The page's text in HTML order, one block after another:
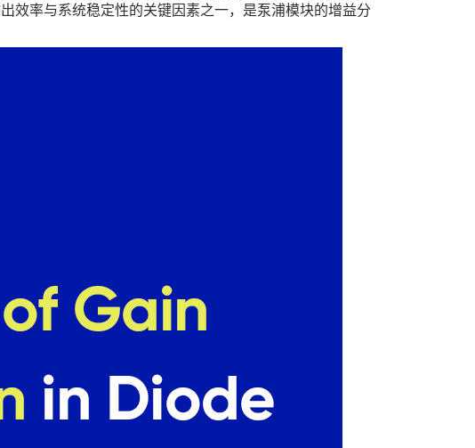
效率与系统稳定性的关键因素之一，是泵浦模块的增益分